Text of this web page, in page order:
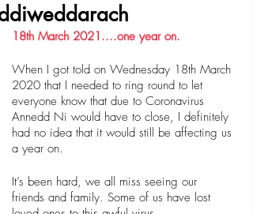
18th March 2021....one year on.
When I got told on Wednesday 18th March
2020 that I needed to ring round to let
everyone know that due to Coronavirus
Annedd Ni would have to close, I definitely
had no idea that it would still be affecting us
a year on.
It’s been hard, we all miss seeing our
friends and family. Some of us have lost